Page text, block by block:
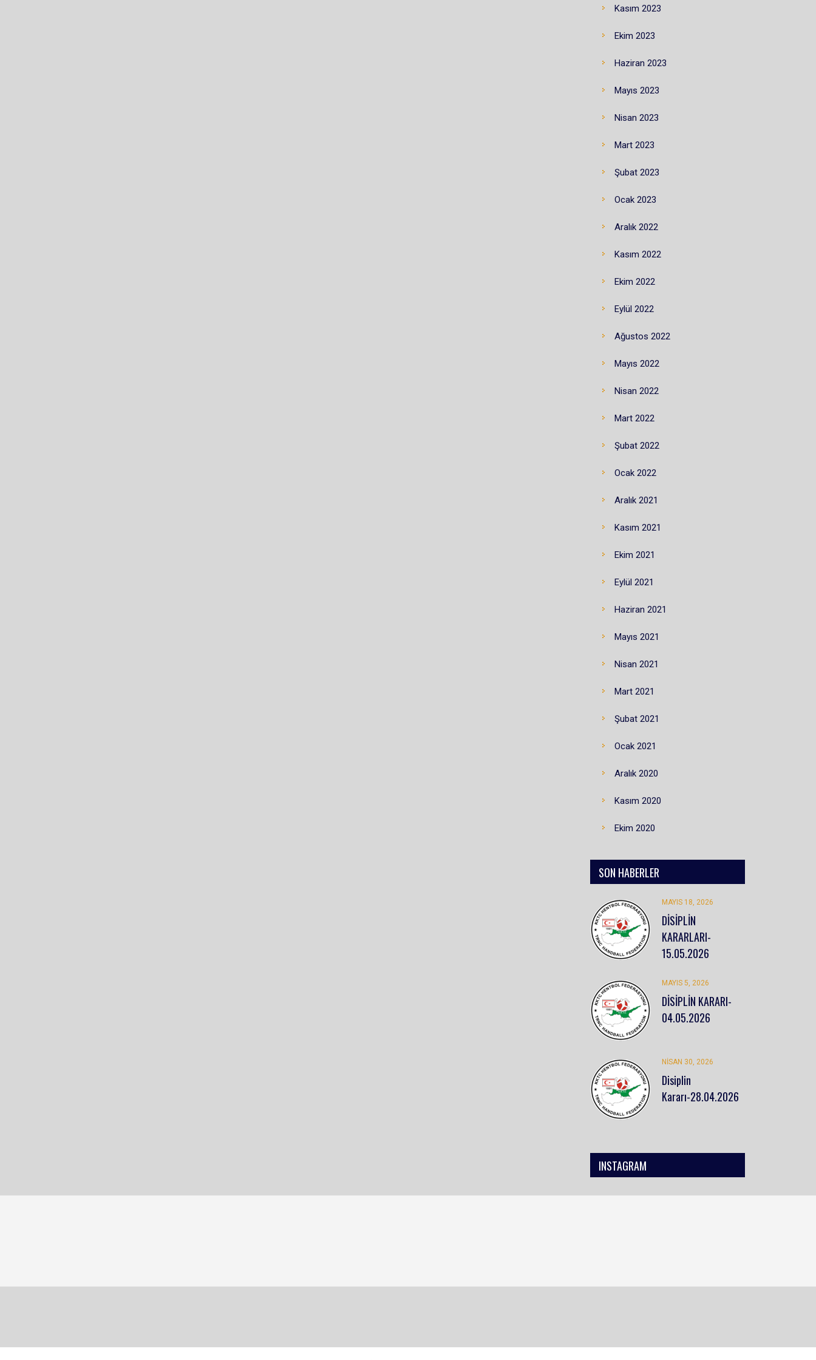
Kasım 2023
Ekim 2023
Haziran 2023
Mayıs 2023
Nisan 2023
Mart 2023
Şubat 2023
Ocak 2023
Aralık 2022
Kasım 2022
Ekim 2022
Eylül 2022
Ağustos 2022
Mayıs 2022
Nisan 2022
Mart 2022
Şubat 2022
Ocak 2022
Aralık 2021
Kasım 2021
Ekim 2021
Eylül 2021
Haziran 2021
Mayıs 2021
Nisan 2021
Mart 2021
Şubat 2021
Ocak 2021
Aralık 2020
Kasım 2020
Ekim 2020
SON HABERLER
MAYIS 18, 2026
DİSİPLİN
KARARLARI-
15.05.2026
MAYIS 5, 2026
DİSİPLİN KARARI-
04.05.2026
NISAN 30, 2026
Disiplin
Kararı-28.04.2026
INSTAGRAM